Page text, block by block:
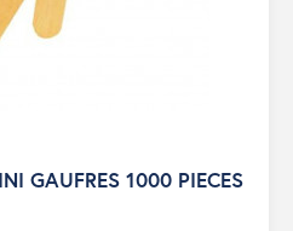
GAUFRES 1000 PIECES